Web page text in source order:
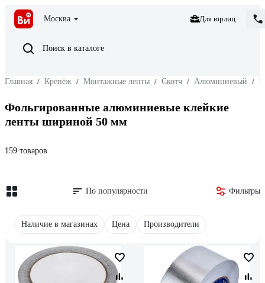
Москва Для юрлиц
Поиск в каталоге
Главная / Крепёж / Монтажные ленты / Скотч / Алюминиевый /
Фольгированные алюминиевые клейкие
ленты шириной 50 мм
159 товаров
По популярности Фильтры
Наличие в магазинах Цена Производители